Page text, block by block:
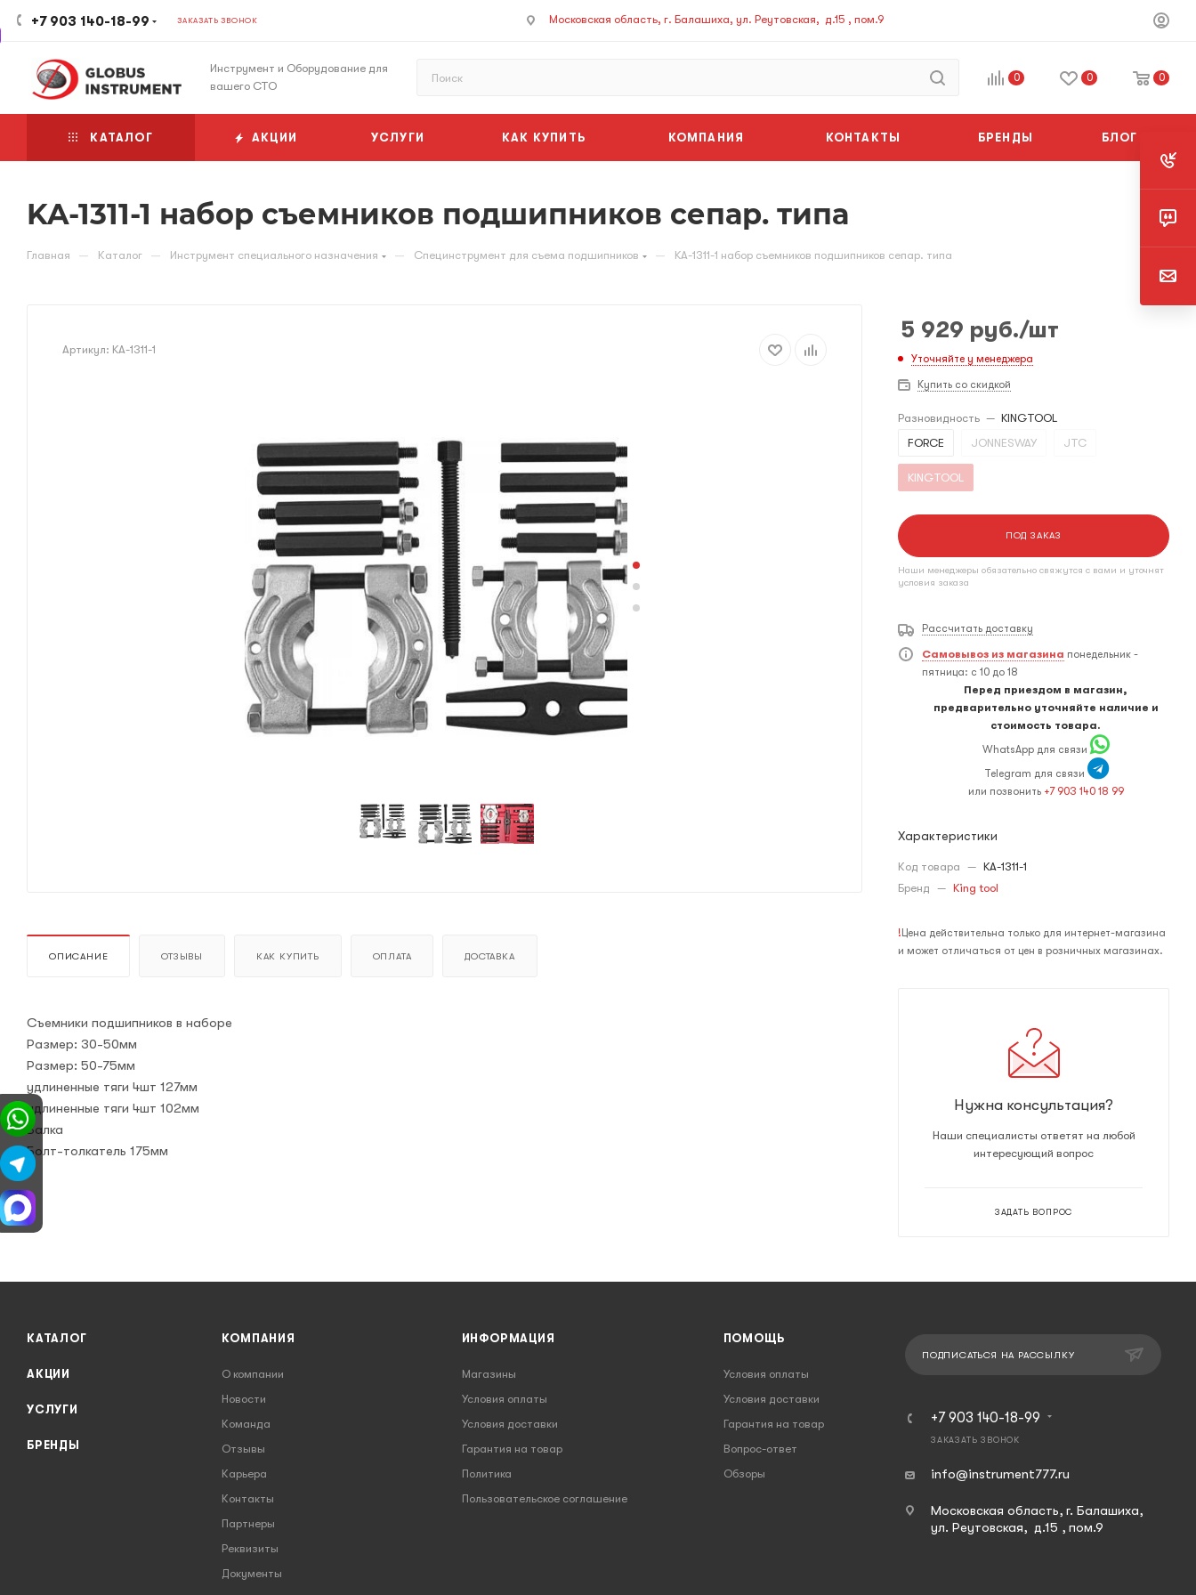
+7 903 140-18-99 ЗАКАЗАТЬ ЗВОНОК Московская область, г. Балашиха, ул. Реутовская, д.15 , пом.9
Инструмент и Оборудование для
вашего СТО
0 0 0
КАТАЛОГ АКЦИИ УСЛУГИ КАК КУПИТЬ КОМПАНИЯ КОНТАКТЫ БРЕНДЫ БЛОГ
KA-1311-1 набор съемников подшипников сепар. типа
Главная — Каталог — Инструмент специального назначения — Специнструмент для съема подшипников — KA-1311-1 набор съемников подшипников сепар. типа
Артикул: KA-1311-1
ОПИСАНИЕ ОТЗЫВЫ КАК КУПИТЬ ОПЛАТА ДОСТАВКА
Съемники подшипников в наборе
Размер: 30-50мм
Размер: 50-75мм
удлиненные тяги 4шт 127мм
удлиненные тяги 4шт 102мм
Балка
Болт-толкатель 175мм
5 929 руб./шт
Уточняйте у менеджера
Купить со скидкой
Разновидность — KINGTOOL
FORCE
JONNESWAY JTC
KINGTOOL
ПОД ЗАКАЗ
Наши менеджеры обязательно свяжутся с вами и уточнят
условия заказа
Рассчитать доставку
Самовывоз из магазина понедельник -
пятница: с 10 до 18
Перед приездом в магазин,
предварительно уточняйте наличие и
стоимость товара.
WhatsApp для связи
Telegram для связи
или позвонить +7 903 140 18 99
Характеристики
Код товара — KA-1311-1
Бренд — King tool
! Цена действительна только для интернет-магазина
и может отличаться от цен в розничных магазинах.
Нужна консультация?
Наши специалисты ответят на любой
интересующий вопрос
ЗАДАТЬ ВОПРОС
КАТАЛОГ
АКЦИИ
УСЛУГИ
БРЕНДЫ
КОМПАНИЯ
О компании
Новости
Команда
Отзывы
Карьера
Контакты
Партнеры
Реквизиты
Документы
ИНФОРМАЦИЯ
Магазины
Условия оплаты
Условия доставки
Гарантия на товар
Политика
Пользовательское соглашение
ПОМОЩЬ
Условия оплаты
Условия доставки
Гарантия на товар
Вопрос-ответ
Обзоры
ПОДПИСАТЬСЯ НА РАССЫЛКУ
+7 903 140-18-99
ЗАКАЗАТЬ ЗВОНОК
info@instrument777.ru
Московская область, г. Балашиха,
ул. Реутовская, д.15 , пом.9